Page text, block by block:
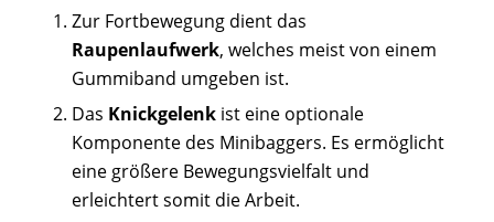
Zur Fortbewegung dient das
Raupenlaufwerk, welches meist von einem
Gummiband umgeben ist.
Das Knickgelenk ist eine optionale
Komponente des Minibaggers. Es ermöglicht
eine größere Bewegungsvielfalt und
erleichtert somit die Arbeit.